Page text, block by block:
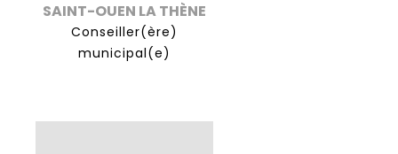
SAINT-OUEN LA THÈNE
Conseiller(ère)
municipal(e)